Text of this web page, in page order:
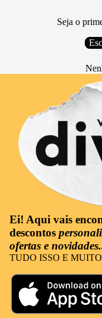
Seja o
Ei! Aqui vais
descontos
ofertas e
TUDO ISSO E